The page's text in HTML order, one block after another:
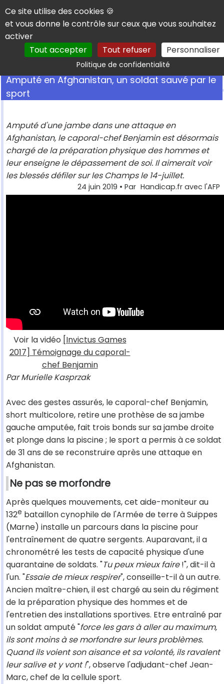
Panneau de gestion des cookies
Ce site utilise des cookies 🍪
et vous donne le contrôle sur ceux que vous souhaitez
activer
Tout accepter
Tout refuser Personnaliser
Politique de confidentialitéRechercher
Amputé en Afghanistan, un soldat sauvé par le
sport
Amputé d'une jambe dans une attaque en
Afghanistan, le caporal-chef Benjamin est désormais
chargé de la préparation physique des hommes et
leur enseigne le dépassement de soi. Il aimerait voir
les blessés défiler sur les Champs le 14-juillet.
24 juin 2019 • Par Handicap.fr avec l'AFP
Voir la vidéo [Invictus Games
2017] Témoignage du caporal-
chef Benjamin
Par Murielle Kasprzak
Avec des gestes assurés, le caporal-chef Benjamin,
short multicolore, retire une prothèse de sa jambe
gauche amputée, fait trois bonds sur sa jambe droite
et plonge dans la piscine ; le sport a permis à ce soldat
de 31 ans de se reconstruire après une attaque en
Afghanistan.
Ne pas se morfondre
Après quelques mouvements, cet aide-moniteur au
132e bataillon cynophile de l'Armée de terre à Suippes
(Marne) installe un parcours dans la piscine pour
l'entraînement de quatre sergents. Auparavant, il a
chronométré les tests de capacité physique d'une
quarantaine de soldats. "Tu peux mieux faire!", dit-il à
l'un. "Essaie de mieux respirer", conseille-t-il à un autre.
Ancien maître-chien, il est chargé au sein du régiment
de la préparation physique des hommes et de
l'entretien des installations sportives. Etre entraîné par
un soldat amputé "force les gars à aller au maximum,
ils sont moins à se morfondre sur leurs problèmes.
Quand ils voient son aisance et sa volonté, ils ravalent
leur salive et y vont !", observe l'adjudant-chef Jean-
Marc, chef de la cellule sport.